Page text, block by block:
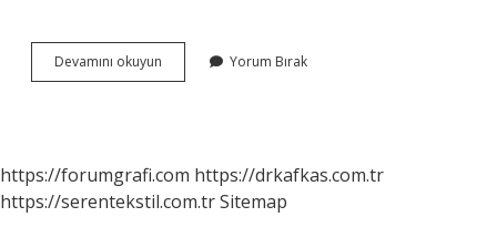
Devamını okuyun
Nerenin
Yorum Bırak
https://forumgrafi.com https://drkafkas.com.tr
https://serentekstil.com.trSitemap